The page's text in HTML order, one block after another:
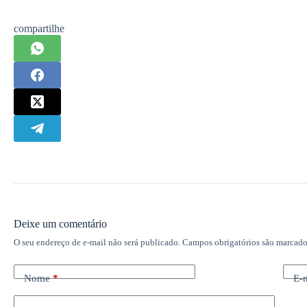
compartilhe
Deixe um comentário
O seu endereço de e-mail não será publicado. Campos obrigatórios são
Nome* E-